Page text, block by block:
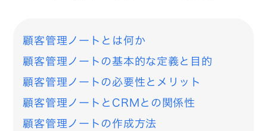
顧客管理ノートとは何か
顧客管理ノートの基本的な定義と目的
顧客管理ノートの必要性とメリット
顧客管理ノートとCRMとの関係性
顧客管理ノートの作成方法